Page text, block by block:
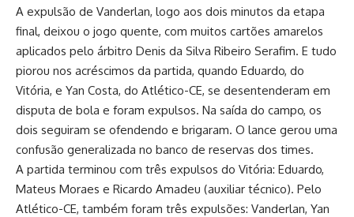
A expulsão de Vanderlan, logo aos dois minutos da etapa
final, deixou o jogo quente, com muitos cartões amarelos
aplicados pelo árbitro Denis da Silva Ribeiro Serafim. E tudo
piorou nos acréscimos da partida, quando Eduardo, do
Vitória, e Yan Costa, do Atlético-CE, se desentenderam em
disputa de bola e foram expulsos. Na saída do campo, os
dois seguiram se ofendendo e brigaram. O lance gerou uma
confusão generalizada no banco de reservas dos times.
A partida terminou com três expulsos do Vitória: Eduardo,
Mateus Moraes e Ricardo Amadeu (auxiliar técnico). Pelo
Atlético-CE, também foram três expulsões: Vanderlan, Yan